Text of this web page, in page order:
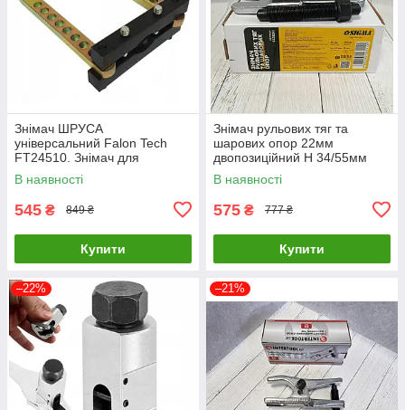
Знімач ШРУСА
універсальний Falon Tech
FT24510. Знімач для
шарнірів напівосьу ШРУСу
LuxPrice
В наявності
545 ₴ 849 ₴
Купити
Знімач рульових тяг та
шарових опор 22мм
двопозиційний H 34/55мм
SIGMA (6226241) LuxPrice
В наявності
575 ₴ 777 ₴
Купити
–22% –21%